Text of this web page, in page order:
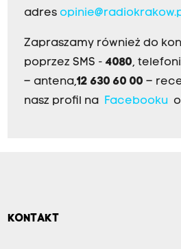
adres
Zapraszamy również do
poprzez SMS - 4080,
– antena,12 630 60 00 –
nasz profil na
Facebooku
KONTAKT